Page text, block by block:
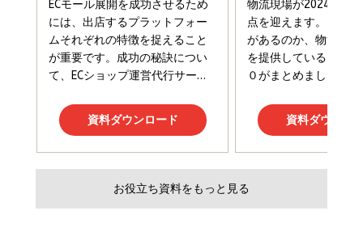
Amazonランキングをもっと見る
￥1,980
Amazonランキングをもっと見る
Amazonランキングをもっと見る